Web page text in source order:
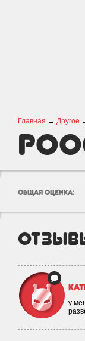
Главная → Другое
общая оценка:
у